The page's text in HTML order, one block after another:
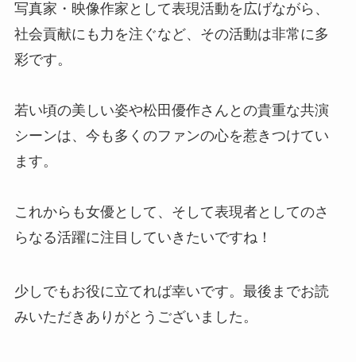
写真家・映像作家として表現活動を広げながら、
社会貢献にも力を注ぐなど、その活動は非常に多
彩です。
若い頃の美しい姿や松田優作さんとの貴重な共演
シーンは、今も多くのファンの心を惹きつけてい
ます。
これからも女優として、そして表現者としてのさ
らなる活躍に注目していきたいですね！
少しでもお役に立てれば幸いです。最後までお読
みいただきありがとうございました。